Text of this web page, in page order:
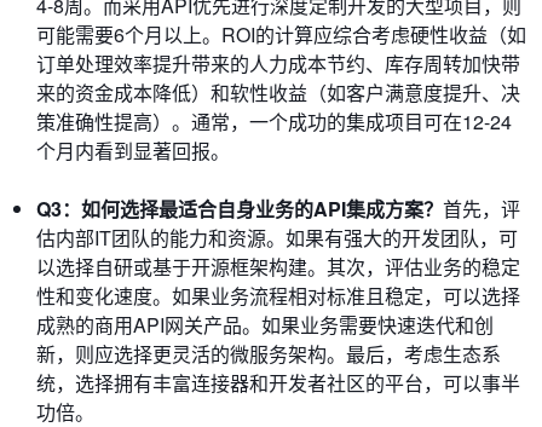
可能需要6个月以上。ROI的计算应综合考虑硬性收益（如
订单处理效率提升带来的人力成本节约、库存周转加快带
来的资金成本降低）和软性收益（如客户满意度提升、决
策准确性提高）。通常，一个成功的集成项目可在12-24
个月内看到显著回报。
Q3：如何选择最适合自身业务的API集成方案？ 首先，评
估内部IT团队的能力和资源。如果有强大的开发团队，可
以选择自研或基于开源框架构建。其次，评估业务的稳定
性和变化速度。如果业务流程相对标准且稳定，可以选择
成熟的商用API网关产品。如果业务需要快速迭代和创
新，则应选择更灵活的微服务架构。最后，考虑生态系
统，选择拥有丰富连接器和开发者社区的平台，可以事半
功倍。